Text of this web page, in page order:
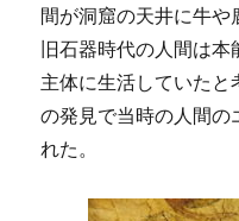
間が洞窟の天井に牛や
旧石器時代の人間は
主体に生活していたと
の発見で当時の人間の
れた。